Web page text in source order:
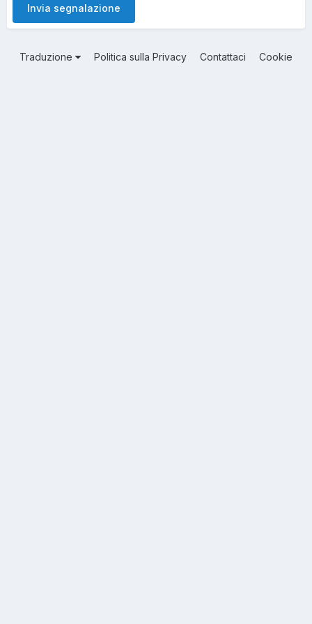
Invia segnalazione
Traduzione Politica sulla Privacy Contattaci Cookie